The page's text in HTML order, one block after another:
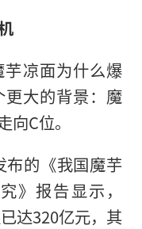
凉面为什么爆
大的背景：魔
C位。
布的《我国魔芋
》报告显示，
达320亿元，其